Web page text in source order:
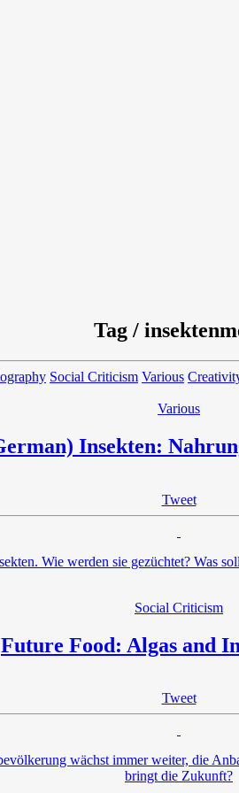
Tag /
Social Criticism Various
Various
Insekten:
Tweet
Wie werden sie gezüchtet? Was
Social Criticism
Future Food: Algas and
Tweet
wächst immer weiter, die
bringt die Zukunft?